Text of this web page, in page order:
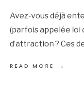
Avez-vous déjà
(parfois appelée loi
d’attraction ? Ces
READ MORE →